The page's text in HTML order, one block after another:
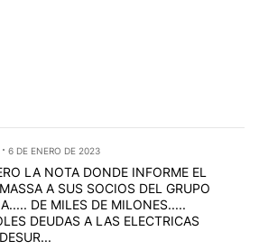
6 DE ENERO DE 2023
LA NOTA DONDE INFORME EL
A SUS SOCIOS DEL GRUPO
DE MILES DE MILONES.....
DEUDAS A LAS ELECTRICAS